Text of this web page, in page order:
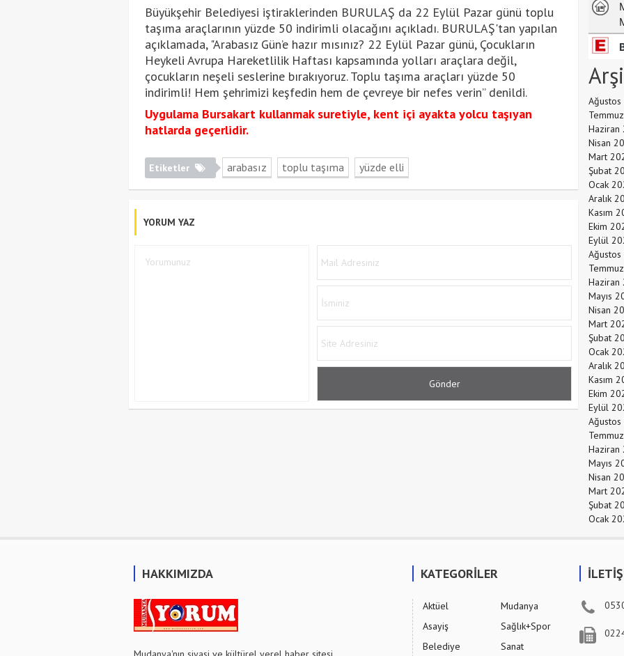
Büyükşehir Belediyesi iştiraklerinden BURULAŞ da 22 Eylül Pazar günü toplu
taşıma araçlarının yüzde 50 indirimli olacağını açıkladı. BURULAŞ'tan yapılan
açıklamada, "Arabasız Gün’e hazır mısınız? 22 Eylül Pazar günü, Çocukların
Heykeli Avrupa Hareketlilik Haftası kapsamında yolları araçlara değil,
çocukların neşeli seslerine bırakıyoruz. Toplu taşıma araçları yüzde 50
indirimli! Hem şehrimizi keşfedin hem de çevreye bir nefes verin” denildi.
Uygulama Bursakart kullanmak suretiyle, kent içi ayakta yolcu taşıyan
hatlarda geçerlidir.
Etiketler arabasız toplu taşıma yüzde elli
YORUM YAZ
Haziran
Nisan
Mart
Şubat
Ocak
Aralık
Kasım
Ekim
Eylül
Haziran
Mayıs
Nisan
Mart
Şubat
Ocak
Aralık
Kasım
Ekim
Eylül
Haziran
Mayıs
Nisan
Mart
Şubat
Ocak
HAKKIMIZDA KATEGORİLER
Aktüel
Asayiş
Belediye
Mudanya
Sağlık+Spor
Sanat